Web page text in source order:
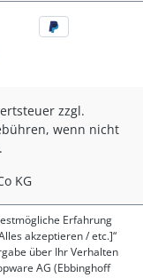
zzgl.
wenn nicht
KG
Erfahrung
akzeptieren / etc.]“
über Ihr Verhalten
AG (Ebbinghoff